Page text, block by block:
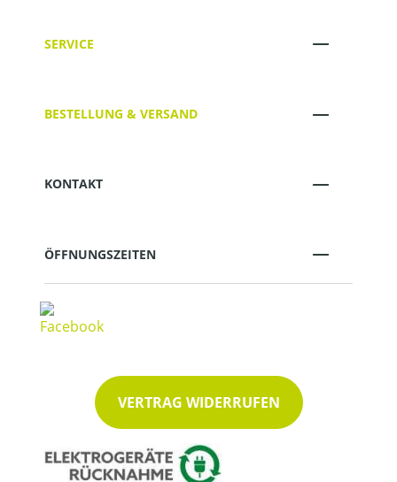
SERVICE
BESTELLUNG & VERSAND
KONTAKT
ÖFFNUNGSZEITEN
VERTRAG WIDERRUFEN